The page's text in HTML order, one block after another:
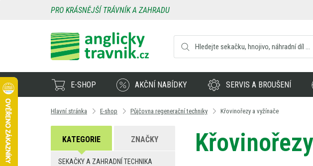
PRO KRÁSNĚJŠÍ TRÁVNÍK A ZAHRADU
E-SHOP AKČNÍ NABÍDKY SERVIS A BROUŠENÍ
Hlavní stránka E-shop Půjčovna regenerační techniky Křovinořezy a vyžínače
KATEGORIE ZNAČKY
SEKAČKY A ZAHRADNÍ TECHNIKA